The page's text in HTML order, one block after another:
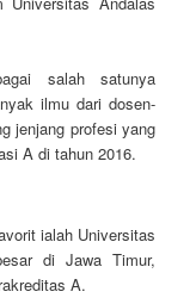
salah satunya
ilmu dari dosen-
jenjang profesi yang
A di tahun 2016.
ialah Universitas
di Jawa Timur,
A.